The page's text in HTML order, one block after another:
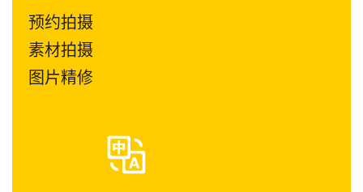
预约拍摄
素材拍摄
图片精修